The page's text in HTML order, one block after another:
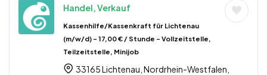
Handel, Verkauf
Kassenhilfe/Kassenkraft für Lichtenau
(m/w/d) – 17,00 € / Stunde – Vollzeitstelle,
Teilzeitstelle, Minijob
33165 Lichtenau, Nordrhein-Westfalen,